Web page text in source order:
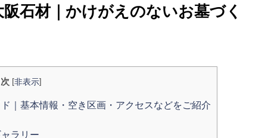
石材｜かけがえのないお墓づく
[非表示]
｜基本情報・空き区画・アクセスなどをご紹介
ラリー